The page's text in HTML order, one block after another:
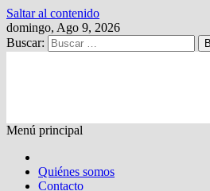
Saltar al contenido
domingo, Ago 9, 2026
Buscar:
Menú principal
Quiénes somos
Contacto